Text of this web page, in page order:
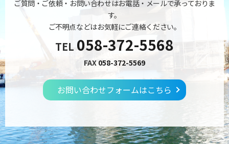
ご質問・ご依頼・お問い合わせはお電話・メールで承っておりま
す。
ご不明点などはお気軽にご連絡ください。
TEL 058-372-5568
FAX 058-372-5569
お問い合わせフォームはこちら